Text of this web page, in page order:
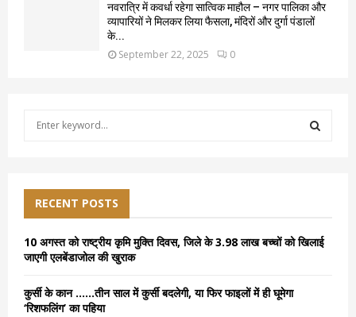
नवरात्रि में कवर्धा रहेगा सात्विक माहौल – नगर पालिका और
व्यापारियों ने मिलकर लिया फैसला, मंदिरों और दुर्गा पंडालों
के...
September 22, 2025 0
f
o
r
RECENT POSTS
10 अगस्त को राष्ट्रीय कृमि मुक्ति दिवस, जिले के 3.98 लाख बच्चों को खिलाई
जाएगी एलबेंडाजोल की खुराक
कुर्सी के कान ……तीन साल में कुर्सी बदलेगी, या फिर फाइलों में ही घूमेगा
‘रिशफलिंग’ का पहिया